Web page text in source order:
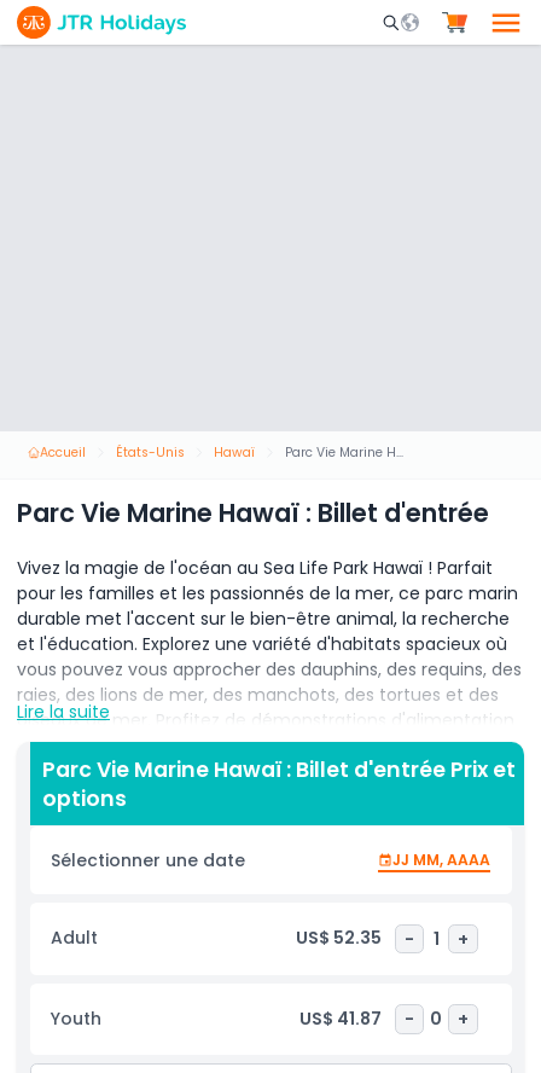
Mobile Search
Accueil États-Unis Hawaï Parc Vie Marine Hawaï : Billet d'entrée
Parc Vie Marine Hawaï : Billet d'entrée
Vivez la magie de l'océan au Sea Life Park Hawaï ! Parfait
pour les familles et les passionnés de la mer, ce parc marin
durable met l'accent sur le bien-être animal, la recherche
et l'éducation. Explorez une variété d'habitats spacieux où
vous pouvez vous approcher des dauphins, des requins, des
raies, des lions de mer, des manchots, des tortues et des
oiseaux de mer. Profitez de démonstrations d'alimentation
captivantes, des présentations en direct des soigneurs et
d'expositions interactives qui fascineront aussi bien les
enfants que les adultes. Votre billet comprend l'entrée
générale, l'accès à tous les spectacles et expositions le jour
de votre visite, les interventions des soigneurs et les
occasions de nourrir les oiseaux et les poissons. Veuillez
que les visiteurs de moins de 18 ans doivent être
accompagnés d'un adulte. Des poussettes, des fauteuils
Présentez votre billet sur smartphone à l'entrée ainsi qu'une
pièce d'identité pour les titulaires de carte de crédit/débit.
Lire la suite
Parc Vie Marine Hawaï : Billet d'entrée Prix et
options
Sélectionner une date JJ MM, AAAA
Adult US$ 52.35 - 1 +
Youth US$ 41.87 - 0 +